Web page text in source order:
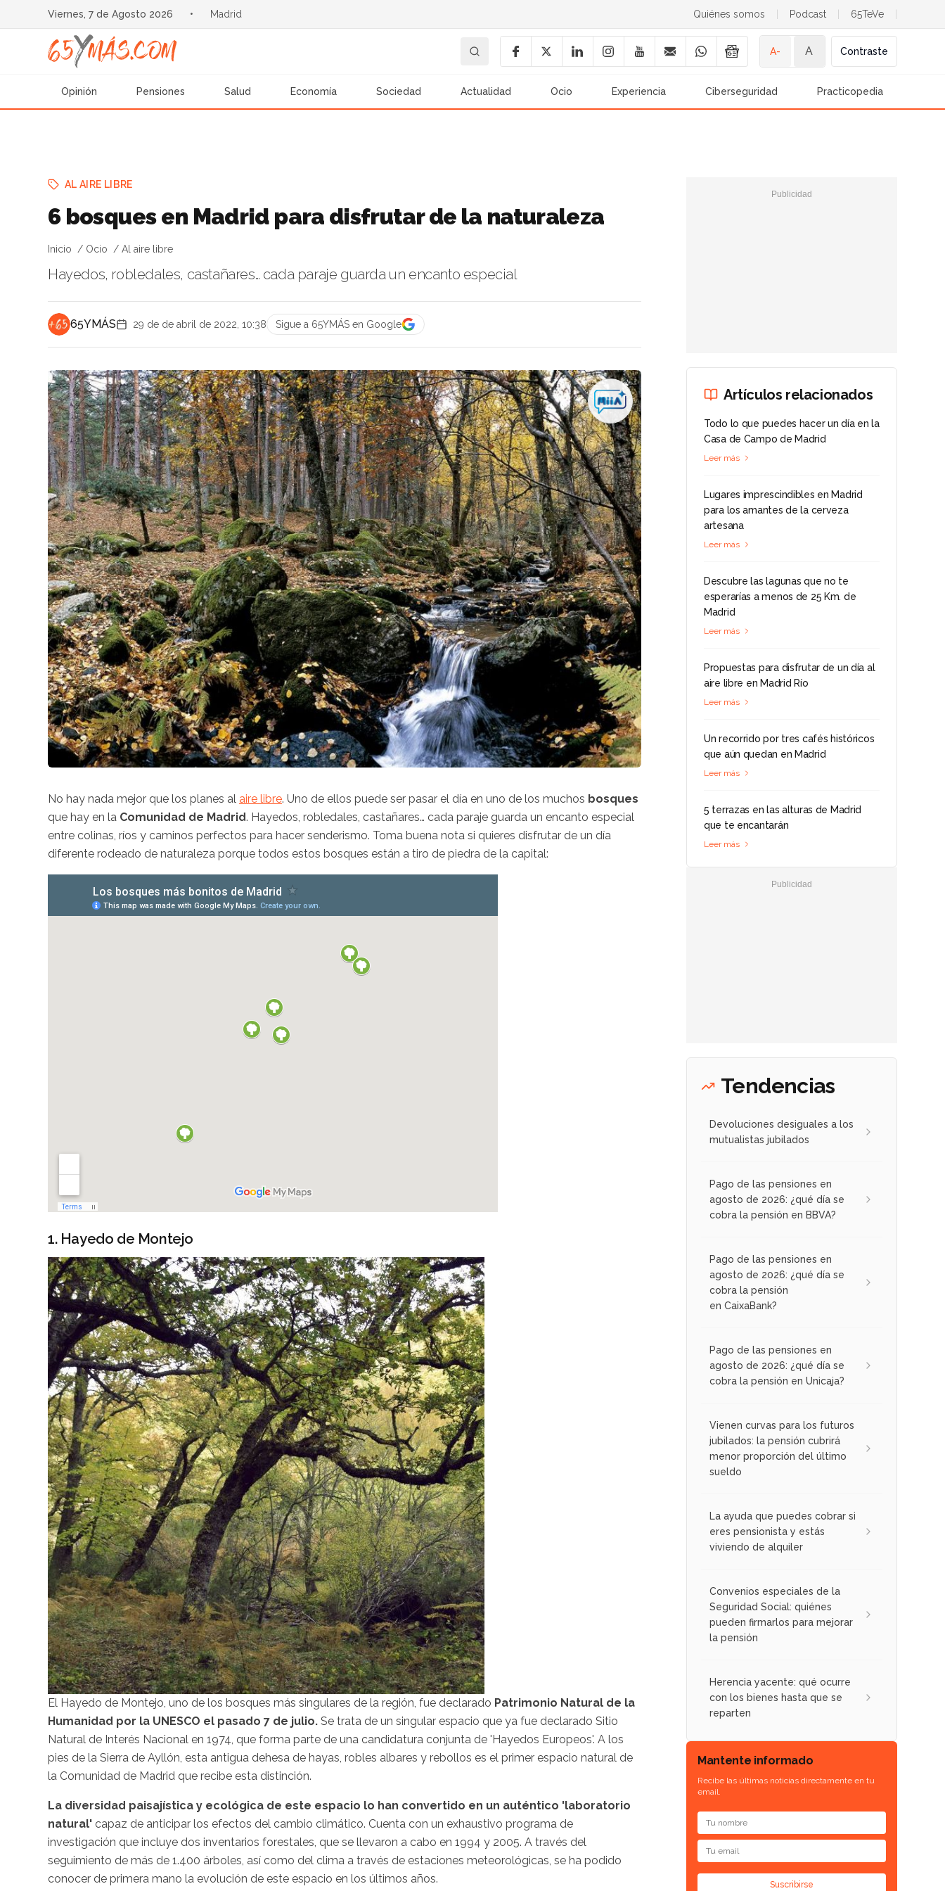
Viernes, 7 de Agosto 2026 • Madrid Quiénes somos Podcast 65TeVe
A- A Contraste
Opinión Pensiones Salud Economía Sociedad Actualidad Ocio Experiencia Ciberseguridad Practicopedia
AL AIRE LIBRE
6 bosques en Madrid para disfrutar de la naturaleza
Inicio Ocio Al aire libre
Hayedos, robledales, castañares… cada paraje guarda un encanto especial
65YMÁS 29 de de abril de 2022, 10:38 Sigue a 65YMÁS en Google
No hay nada mejor que los planes al aire libre. Uno de ellos puede ser pasar el día en uno de los muchos bosques
que hay en la Comunidad de Madrid. Hayedos, robledales, castañares… cada paraje guarda un encanto especial
entre colinas, ríos y caminos perfectos para hacer senderismo. Toma buena nota si quieres disfrutar de un día
diferente rodeado de naturaleza porque todos estos bosques están a tiro de piedra de la capital:
1. Hayedo de Montejo
El Hayedo de Montejo, uno de los bosques más singulares de la región, fue declarado Patrimonio Natural de la
Humanidad por la UNESCO el pasado 7 de julio. Se trata de un singular espacio que ya fue declarado Sitio
Natural de Interés Nacional en 1974, que forma parte de una candidatura conjunta de 'Hayedos Europeos'. A los
pies de la Sierra de Ayllón, esta antigua dehesa de hayas, robles albares y rebollos es el primer espacio natural de
la Comunidad de Madrid que recibe esta distinción.
La diversidad paisajística y ecológica de este espacio lo han convertido en un auténtico 'laboratorio
natural' capaz de anticipar los efectos del cambio climático. Cuenta con un exhaustivo programa de
investigación que incluye dos inventarios forestales, que se llevaron a cabo en 1994 y 2005. A través del
seguimiento de más de 1.400 árboles, así como del clima a través de estaciones meteorológicas, se ha podido
conocer de primera mano la evolución de este espacio en los últimos años.
Artículos relacionados
Todo lo que puedes hacer un día en la
Casa de Campo de Madrid
Leer más
Lugares imprescindibles en Madrid
para los amantes de la cerveza
artesana
Leer más
Descubre las lagunas que no te
esperarías a menos de 25 Km. de
Madrid
Leer más
Propuestas para disfrutar de un día al
aire libre en Madrid Río
Leer más
Un recorrido por tres cafés históricos
que aún quedan en Madrid
Leer más
5 terrazas en las alturas de Madrid
que te encantarán
Leer más
Tendencias
Devoluciones desiguales a los
mutualistas jubilados
Pago de las pensiones en
agosto de 2026: ¿qué día se
cobra la pensión en BBVA?
Pago de las pensiones en
agosto de 2026: ¿qué día se
cobra la pensión
en CaixaBank?
Pago de las pensiones en
agosto de 2026: ¿qué día se
cobra la pensión en Unicaja?
Vienen curvas para los futuros
jubilados: la pensión cubrirá
menor proporción del último
sueldo
La ayuda que puedes cobrar si
eres pensionista y estás
viviendo de alquiler
Convenios especiales de la
Seguridad Social: quiénes
pueden firmarlos para mejorar
la pensión
Herencia yacente: qué ocurre
con los bienes hasta que se
reparten
Mantente informado
Recibe las últimas noticias directamente en tu
email.
Suscribirse